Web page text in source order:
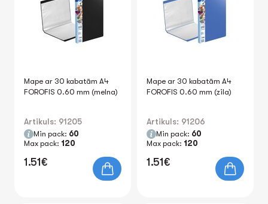
Mape ar 30 kabatām A4
FOROFIS 0.60 mm (melna)
Artikuls: 91205
Min pack: 60
Max pack: 120
1.51€
Mape ar 30 kabatām A4
FOROFIS 0.60 mm (zila)
Artikuls: 91206
Min pack: 60
Max pack: 120
1.51€